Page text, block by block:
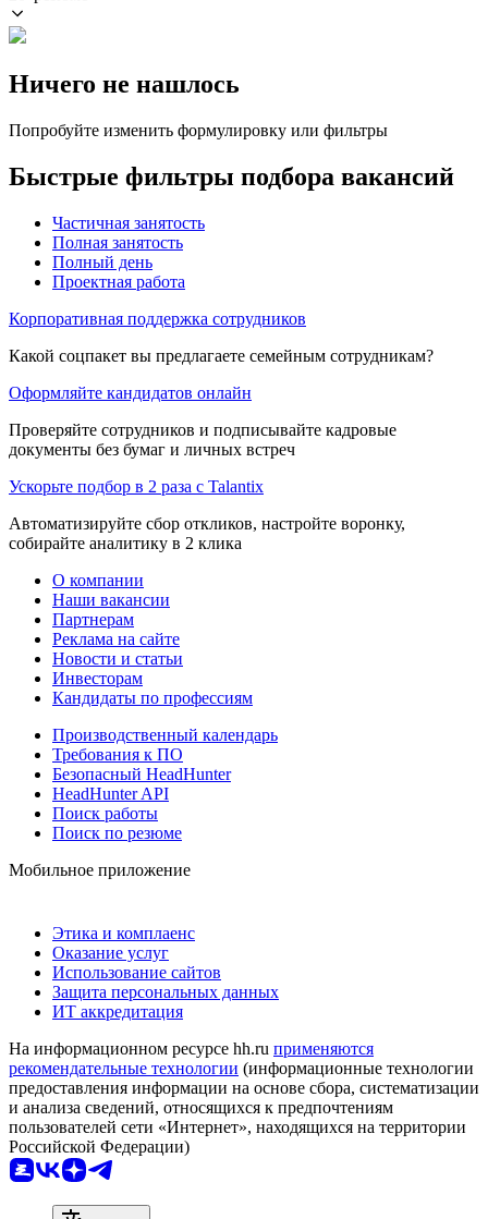
Ничего не нашлось
Попробуйте изменить формулировку или фильтры
Быстрые фильтры подбора вакансий
Частичная занятость
Полная занятость
Полный день
Проектная работа
Корпоративная поддержка сотрудников
Какой соцпакет вы предлагаете семейным сотрудникам?
Оформляйте кандидатов онлайн
Проверяйте сотрудников и подписывайте кадровые
документы без бумаг и личных встреч
Ускорьте подбор в 2 раза с Talantix
Автоматизируйте сбор откликов, настройте воронку,
собирайте аналитику в 2 клика
О компании
Наши вакансии
Партнерам
Реклама на сайте
Новости и статьи
Инвесторам
Кандидаты по профессиям
Производственный календарь
Требования к ПО
Безопасный HeadHunter
HeadHunter API
Поиск работы
Поиск по резюме
Мобильное приложение
Этика и комплаенс
Оказание услуг
Использование сайтов
Защита персональных данных
ИТ аккредитация
На информационном ресурсе hh.ru применяются
рекомендательные технологии (информационные технологии
предоставления информации на основе сбора, систематизации
и анализа сведений, относящихся к предпочтениям
пользователей сети «Интернет», находящихся на территории
Российской Федерации)